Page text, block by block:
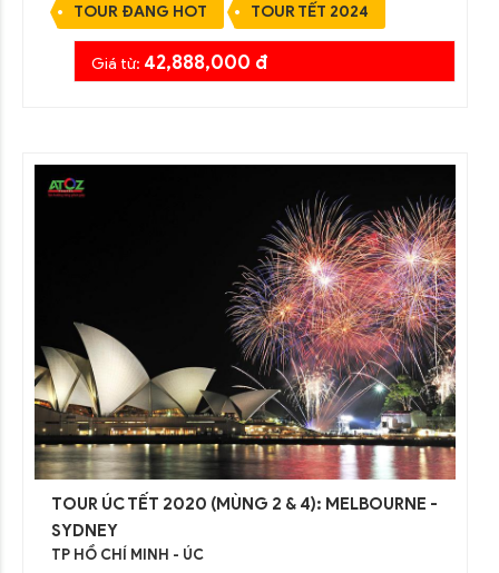
TOUR ĐANG HOT TOUR TẾT 2024
Giá từ: 42,888,000 đ
TOUR ÚC TẾT 2020 (MÙNG 2 & 4): MELBOURNE -
SYDNEY
TP HỒ CHÍ MINH - ÚC